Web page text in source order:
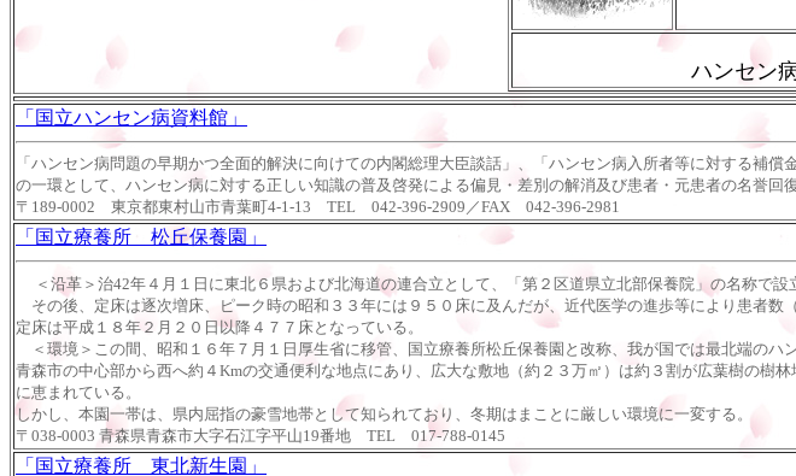
ハンセン
「国立ハンセン病資料館」
「ハンセン病問題の早期かつ全面的解決に向けての内閣総理大臣談話」、「ハンセン病入所者等に対する補
の一環として、ハンセン病に対する正しい知識の普及啓発による偏見・差別の解消及び患者・元患者の名誉回
〒189-0002 東京都東村山市青葉町4-1-13 TEL 042-396-2909／FAX 042-396-2981
「国立療養所 松丘保養園」
＜沿革＞治42年４月１日に東北６県および北海道の連合立として、「第２区道県立北部保養院」の名称
その後、定床は逐次増床、ピーク時の昭和３３年には９５０床に及んだが、近代医学の進歩等により患者
定床は平成１８年２月２０日以降４７７床となっている。
＜環境＞この間、昭和１６年７月１日厚生省に移管、国立療養所松丘保養園と改称、我が国では最北端のハ
青森市の中心部から西へ約４Kmの交通便利な地点にあり、広大な敷地（約２３万㎡）は約３割が広葉樹の
に恵まれている。
しかし、本園一帯は、県内屈指の豪雪地帯として知られており、冬期はまことに厳しい環境に一変する。
〒038-0003 青森県青森市大字石江字平山19番地 TEL 017-788-0145
「国立療養所 東北新生園」